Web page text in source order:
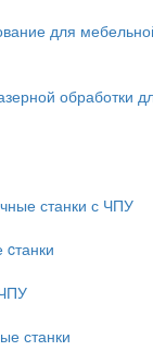
для
обработки
станки с ЧПУ
станки